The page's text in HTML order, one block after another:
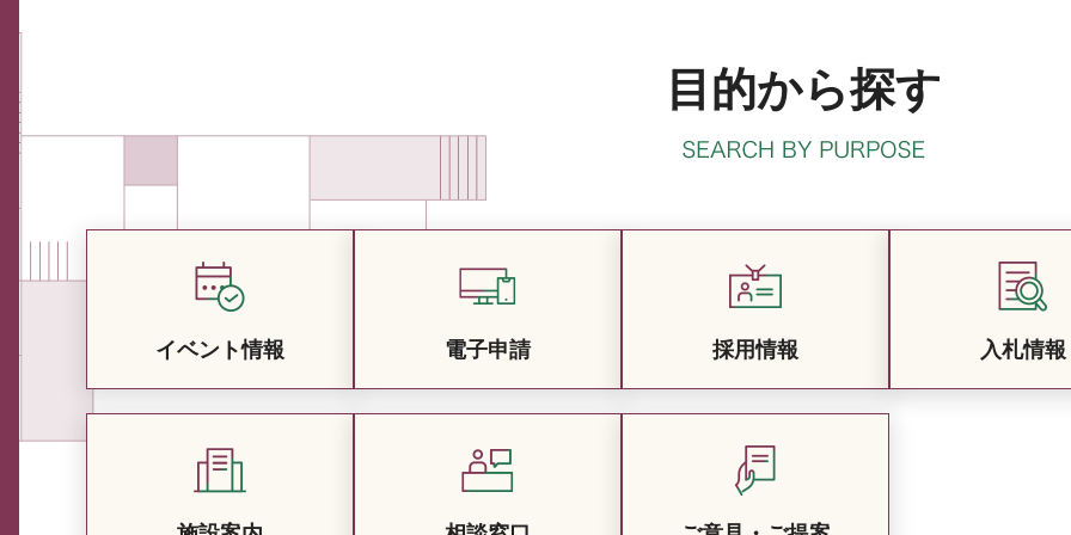
目的から探す
イベント情報 電子申請 採用情報 入札情報